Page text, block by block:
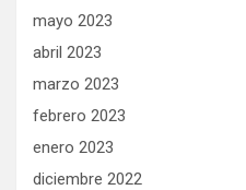
mayo 2023
abril 2023
marzo 2023
febrero 2023
enero 2023
diciembre 2022